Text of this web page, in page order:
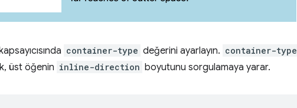
container-type değerini ayarlayın. container-type
üst öğenin inline-direction boyutunu sorgulamaya yarar.